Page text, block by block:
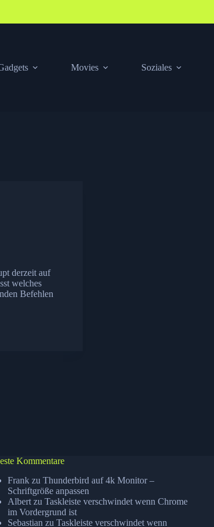
Movies Soziales
derzeit auf
welches
Befehlen
Kommentare
Frankzu Thunderbird auf 4k Monitor –
Schriftgröße anpassen
Albertzu Taskleiste verschwindet wenn Chrome
im Vordergrund ist
Sebastian zu Taskleiste verschwindet wenn